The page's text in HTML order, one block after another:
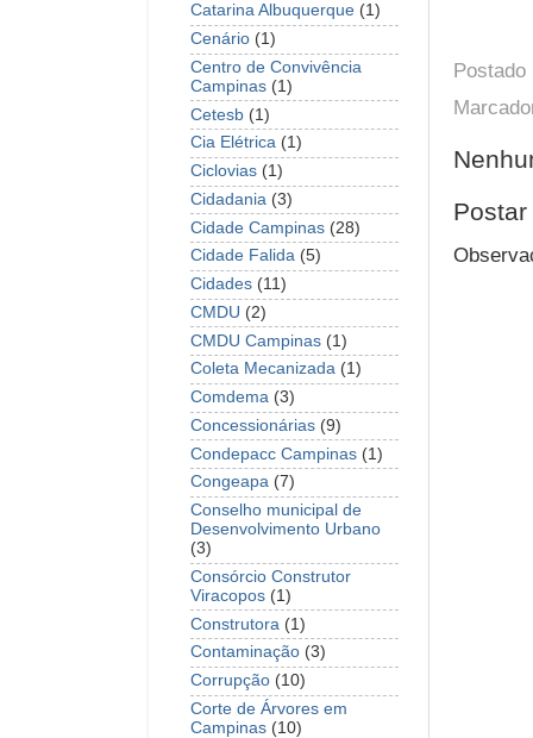
Catarina Albuquerque (1)
Cenário (1)
Centro de Convivência
Campinas (1)
Cetesb (1)
Cia Elétrica (1)
Ciclovias (1)
Cidadania (3)
Cidade Campinas (28)
Cidade Falida (5)
Cidades (11)
CMDU (2)
CMDU Campinas (1)
Coleta Mecanizada (1)
Comdema (3)
Concessionárias (9)
Condepacc Campinas (1)
Congeapa (7)
Conselho municipal de
Desenvolvimento Urbano
(3)
Consórcio Construtor
Viracopos (1)
Construtora (1)
Contaminação (3)
Corrupção (10)
Corte de Árvores em
Campinas (10)